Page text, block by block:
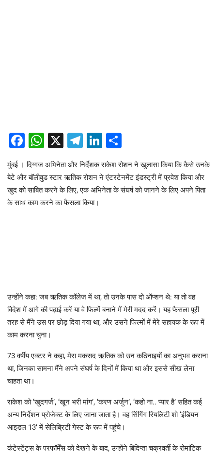
Facebook
WhatsApp
X Telegram
LinkedIn
मुंबई । दिग्गज अभिनेता और निर्देशक राकेश रोशन ने खुलासा किया कि कैसे उनके
बेटे और बॉलीवुड स्टार ऋतिक रोशन ने एंटरटेनमेंट इंडस्ट्री में प्रवेश किया और
खुद को साबित करने के लिए, एक अभिनेता के संघर्ष को जानने के लिए अपने पिता
के साथ काम करने का फैसला किया।
उन्होंने कहा: जब ऋतिक कॉलेज में था, तो उनके पास दो ऑप्शन थे: या तो वह
विदेश में आगे की पढ़ाई करें या वे फिल्में बनाने में मेरी मदद करें। यह फैसला पूरी
तरह से मैंने उस पर छोड़ दिया गया था, और उसने फिल्मों में मेरे सहायक के रूप में
काम करना चुना।
73 वर्षीय एक्टर ने कहा, मेरा मकसद ऋतिक को उन कठिनाइयों का अनुभव कराना
था, जिनका सामना मैंने अपने संघर्ष के दिनों में किया था और इससे सीख लेना
चाहता था।
राकेश को ‘खुदगर्ज’, ‘खून भरी मांग’, ‘करण अर्जुन’, ‘कहो ना.. प्यार है’ सहित कई
अन्य निर्देशन प्रोजेक्ट के लिए जाना जाता है। वह सिंगिंग रियलिटी शो ‘इंडियन
आइडल 13’ में सेलिब्रिटी गेस्ट के रूप में पहुंचे।
कंटेस्टेंट्स के परफॉर्मेंस को देखने के बाद, उन्होंने बिदिप्ता चक्रवर्ती के रोमांटिक